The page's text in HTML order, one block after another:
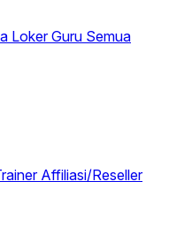
Loker Guru Semua
Affiliasi/Reseller